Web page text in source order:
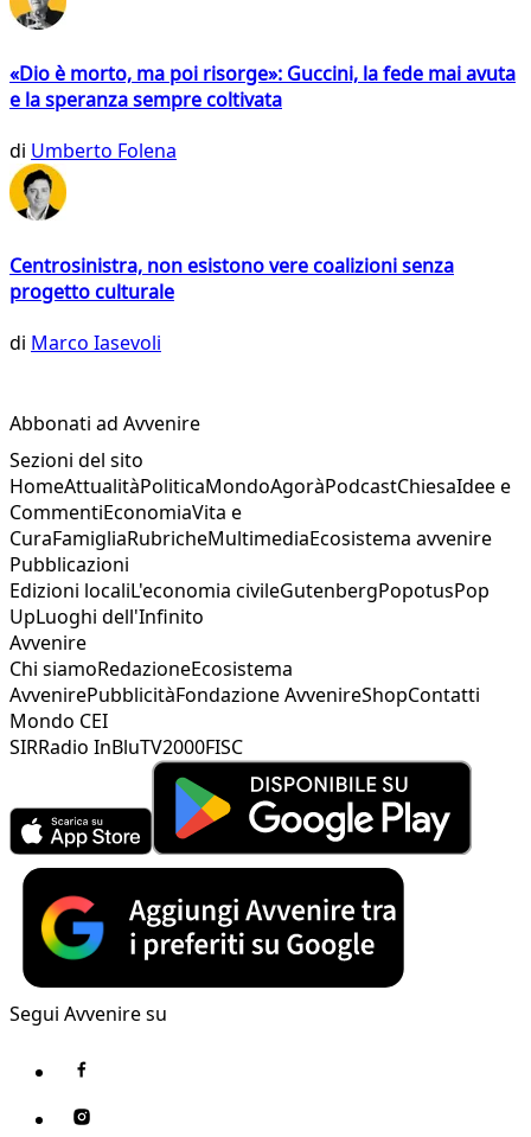
«Dio è morto, ma poi risorge»: Guccini, la fede mai avuta
e la speranza sempre coltivata
di Umberto Folena
Centrosinistra, non esistono vere coalizioni senza
progetto culturale
di Marco Iasevoli
Abbonati ad Avvenire
Sezioni del sito
HomeAttualitàPoliticaMondoAgoràPodcastChiesaIdee e
CommentiEconomiaVita e
CuraFamigliaRubricheMultimediaEcosistema avvenire
Pubblicazioni
Edizioni localiL'economia civileGutenbergPopotusPop
UpLuoghi dell'Infinito
Avvenire
Chi siamoRedazioneEcosistema
AvvenirePubblicitàFondazione AvvenireShopContatti
Mondo CEI
SIRRadio InBluTV2000FISC
Segui Avvenire su